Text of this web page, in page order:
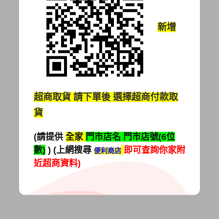
新增
超商取貨 請下單後 選擇超商付款取
貨
(請提供 全家 門市店名 門市店號(6位
數) ) (上網搜尋 便利商店 即可查詢你家附
近超商資料)